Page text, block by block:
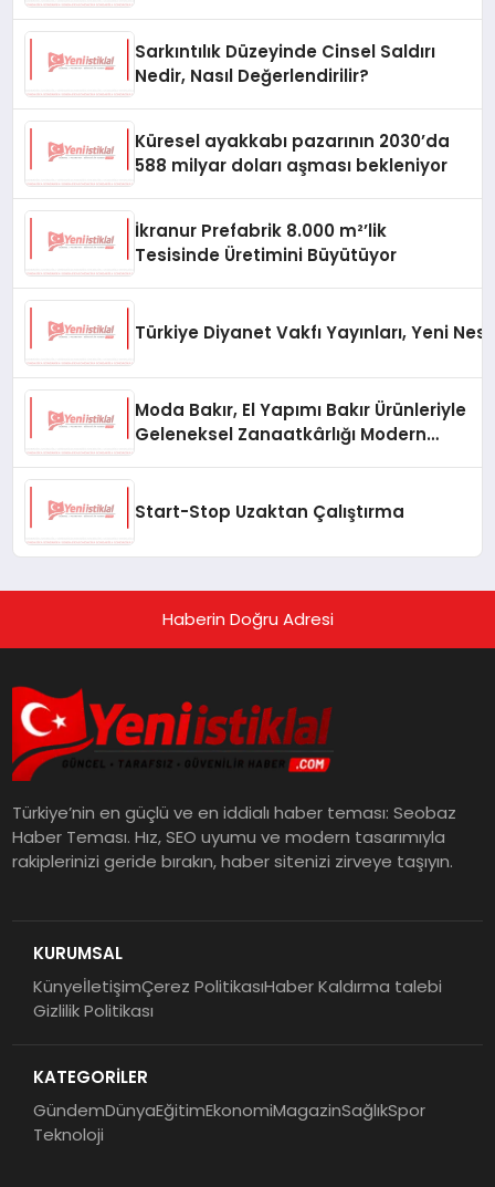
Sarkıntılık Düzeyinde Cinsel Saldırı
Nedir, Nasıl Değerlendirilir?
Küresel ayakkabı pazarının 2030’da
588 milyar doları aşması bekleniyor
İkranur Prefabrik 8.000 m²’lik
Tesisinde Üretimini Büyütüyor
Türkiye Diyanet Vakfı Yayınları, Yeni
Moda Bakır, El Yapımı Bakır Ürünleriyle
Geleneksel Zanaatkârlığı Modern
Start-Stop Uzaktan Çalıştırma
Haberin Doğru Adresi
Türkiye’nin en güçlü ve en iddialı haber teması: Seobaz
Haber Teması. Hız, SEO uyumu ve modern tasarımıyla
rakiplerinizi geride bırakın, haber sitenizi zirveye taşıyın.
KURUMSAL
KünyeİletişimÇerez PolitikasıHaber Kaldırma talebi
Gizlilik Politikası
KATEGORİLER
GündemDünyaEğitimEkonomiMagazinSağlıkSpor
Teknoloji